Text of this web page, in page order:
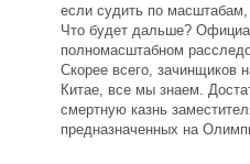
если судить по
Что будет дальше?
полномасштабном
Скорее всего, зачинщиков
Китае, все мы знаем.
смертную казнь
предназначенных на